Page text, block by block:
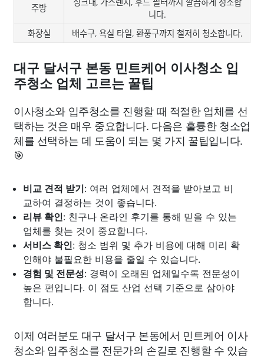
주방
니다.
화장실
배수구, 욕실 타일, 환풍구까지 철저히 청소합니다.
대구 달서구 본동 민트케어 이사청소 입
주청소 업체 고르는 꿀팁
이사청소와 입주청소를 진행할 때 적절한 업체를 선
택하는 것은 매우 중요합니다. 다음은 훌륭한 청소업
체를 선택하는 데 도움이 되는 몇 가지 꿀팁입니다.
🎯
비교 견적 받기: 여러 업체에서 견적을 받아보고 비
교하여 결정하는 것이 좋습니다.
리뷰 확인: 친구나 온라인 후기를 통해 믿을 수 있는
업체를 찾는 것이 중요합니다.
서비스 확인: 청소 범위 및 추가 비용에 대해 미리 확
인해야 불필요한 비용을 줄일 수 있습니다.
경험 및 전문성: 경력이 오래된 업체일수록 전문성이
높은 편입니다. 이 점도 산업 선택 기준으로 삼아야
합니다.
이제 여러분도 대구 달서구 본동에서 민트케어 이사
청소와 입주청소를 전문가의 손길로 진행할 수 있습